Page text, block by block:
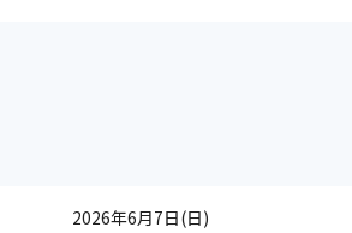
2026年6月7日(日)